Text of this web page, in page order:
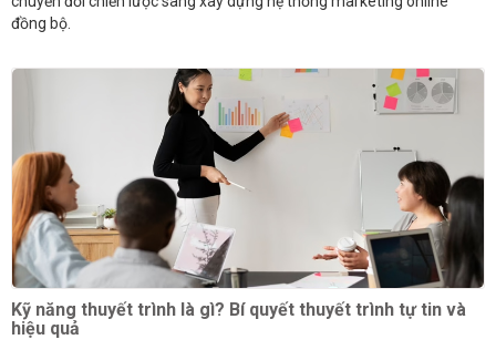
đồng bộ.
Kỹ năng thuyết trình là gì? Bí quyết thuyết trình tự tin và
hiệu quả